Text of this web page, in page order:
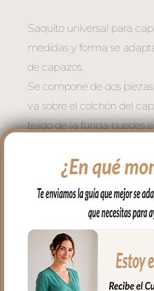
Saquito universal para
medidas y forma se
de capazos.
Se compone de dos
va sobre el colchón del
tejido de la funda puedes
borde lleva un volantito
en las piernitas.
Para la tapa del saco
bordado; un piqué de
El relleno de la funda es
hueca para mayor